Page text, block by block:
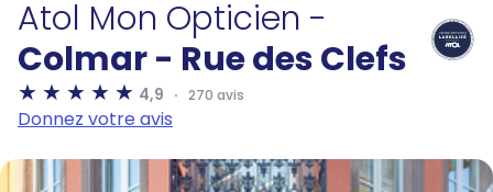
Atol Mon Opticien -
Colmar - Rue des Clefs
4,9 270 avis
Donnez votre avis